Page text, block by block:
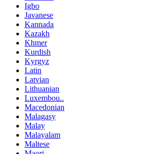
Igbo
Javanese
Kannada
Kazakh
Khmer
Kurdish
Kyrgyz
Latin
Latvian
Lithuanian
Luxembou..
Macedonian
Malagasy
Malay
Malayalam
Maltese